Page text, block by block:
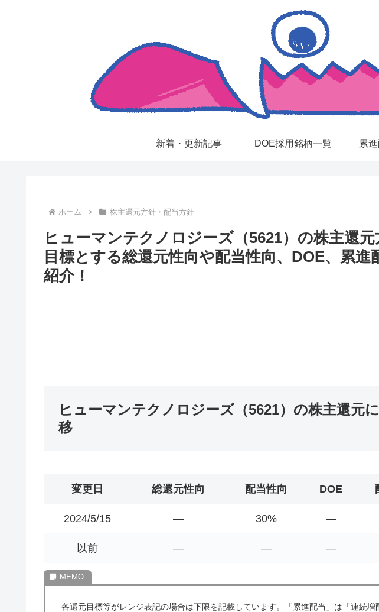
新着・更新記事 DOE採用銘柄一覧 累
ホーム 株主還元方針・配当方針
ヒューマンテクノロジーズ（5621）の株主還元
目標とする総還元性向や配当性向、DOE、累
紹介！
ヒューマンテクノロジーズ（5621）の株主還元
移
変更日 総還元性向 配当性向 DOE
2024/5/15 ― 30% ―
以前 ― ― ―
各還元目標等がレンジ表記の場合は下限を記載しています。「累進配当」は「連続